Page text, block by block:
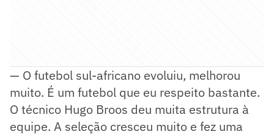
— O futebol sul-africano evoluiu, melhorou
muito. É um futebol que eu respeito bastante.
O técnico Hugo Broos deu muita estrutura à
equipe. A seleção cresceu muito e fez uma